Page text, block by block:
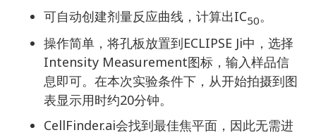
可自动创建剂量反应曲线，计算出IC50。
操作简单，将孔板放置到ECLIPSE Ji中，选择
Intensity Measurement图标，输入样品信
息即可。在本次实验条件下，从开始拍摄到图
表显示用时约20分钟。
CellFinder.ai会找到最佳焦平面，因此无需进